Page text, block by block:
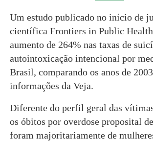
Um estudo publicado no início de
científica Frontiers in Public
aumento de 264% nas taxas de
autointoxicação intencional por
Brasil, comparando os anos de
informações da Veja.
Diferente do perfil geral das
os óbitos por overdose proposital
foram majoritariamente de